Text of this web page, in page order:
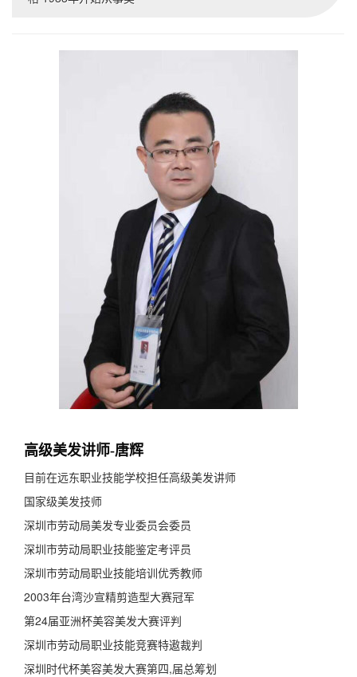
高级美发讲师-唐辉
目前在远东职业技能学校担任高级美发讲师
国家级美发技师
深圳市劳动局美发专业委员会委员
深圳市劳动局职业技能鉴定考评员
深圳市劳动局职业技能培训优秀教师
2003年台湾沙宣精剪造型大赛冠军
第24届亚洲杯美容美发大赛评判
深圳市劳动局职业技能竞赛特遨裁判
深圳时代杯美容美发大赛第四,届总筹划